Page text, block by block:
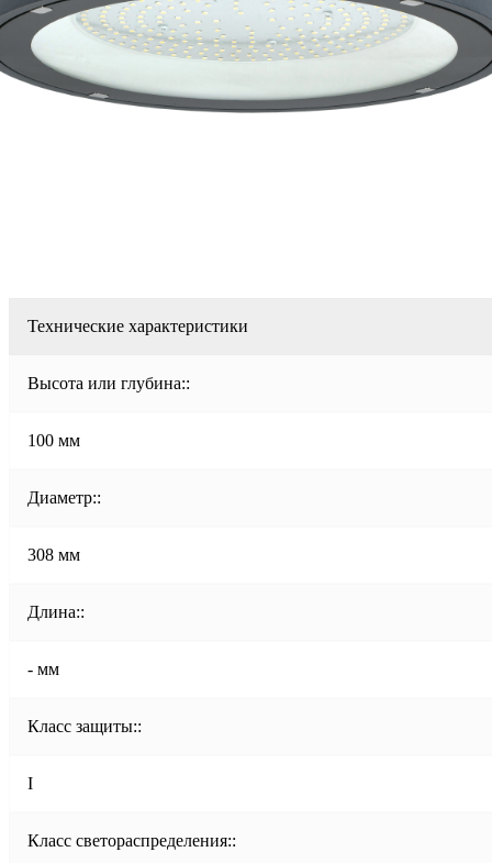
Технические характеристики
Высота или глубина::
100 мм
Диаметр::
308 мм
Длина::
- мм
Класс защиты::
I
Класс светораспределения::